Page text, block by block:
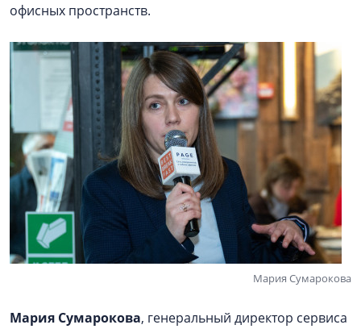
офисных пространств.
Мария Сумарокова
Мария Сумарокова, генеральный директор сервиса